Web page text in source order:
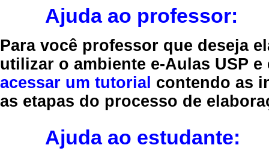
Ajuda ao professor:
Para você professor que deseja
utilizar o ambiente e-Aulas USP
acessar um tutorial contendo as
as etapas do processo de
Ajuda ao estudante: